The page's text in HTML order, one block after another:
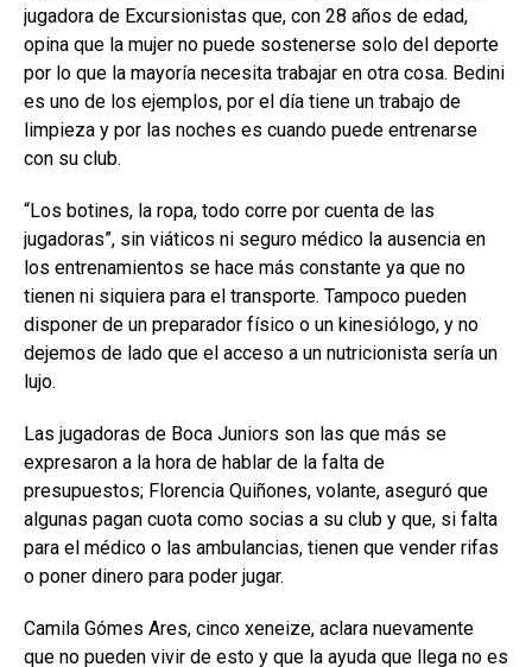
jugadora de Excursionistas que, con 28 años de edad,
opina que la mujer no puede sostenerse solo del deporte
por lo que la mayoría necesita trabajar en otra cosa. Bedini
es uno de los ejemplos, por el día tiene un trabajo de
limpieza y por las noches es cuando puede entrenarse
con su club.
“Los botines, la ropa, todo corre por cuenta de las
jugadoras”, sin viáticos ni seguro médico la ausencia en
los entrenamientos se hace más constante ya que no
tienen ni siquiera para el transporte. Tampoco pueden
disponer de un preparador físico o un kinesiólogo, y no
dejemos de lado que el acceso a un nutricionista sería un
lujo.
Las jugadoras de Boca Juniors son las que más se
expresaron a la hora de hablar de la falta de
presupuestos; Florencia Quiñones, volante, aseguró que
algunas pagan cuota como socias a su club y que, si falta
para el médico o las ambulancias, tienen que vender rifas
o poner dinero para poder jugar.
Camila Gómes Ares, cinco xeneize, aclara nuevamente
que no pueden vivir de esto y que la ayuda que llega no es